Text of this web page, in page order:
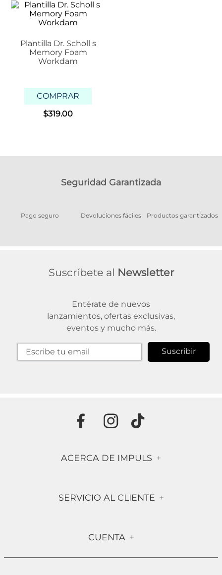
Plantilla Dr. Scholl s
Memory Foam
Workdam
COMPRAR
$319.00
Seguridad Garantizada
Pago seguro Devoluciones fáciles Productos garantizados
Suscríbete al Newsletter
Entérate de nuevos
lanzamientos, ofertas exclusivas,
eventos y mucho más.
Suscribir
ACERCA DE IMPULS +
Contáctanos
Compra Segura
SERVICIO AL CLIENTE +
CUENTA +